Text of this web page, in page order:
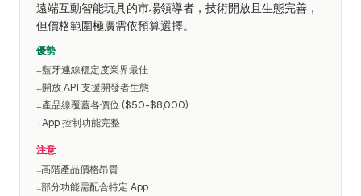
遠端互動智能玩具的市場領導者，技術開放且生態完善，
但價格範圍極廣需依預算選擇。
優勢
+藍牙連線穩定度業界最佳
+開放 API 支援開發者生態
+產品線覆蓋各價位 ($50-$8,000)
+App 控制功能完整
注意
−高階產品價格昂貴
−部分功能需配合特定 App